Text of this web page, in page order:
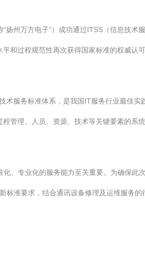
扬州万方电子”）成功通过ITSS（信息技术
和过程规范性再次获得国家标准的权威认
服务标准体系，是我国IT服务行业最佳实
管理、人员、资源、技术等关键要素的系统
、专业化的服务能力至关重要。为确保此
标准要求，结合通讯设备修理及运维服务的